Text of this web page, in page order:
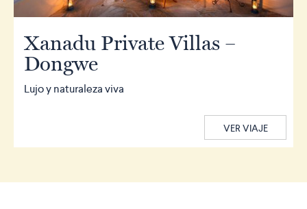
Xanadu Private Villas –
Dongwe
Lujo y naturaleza viva
VER VIAJE